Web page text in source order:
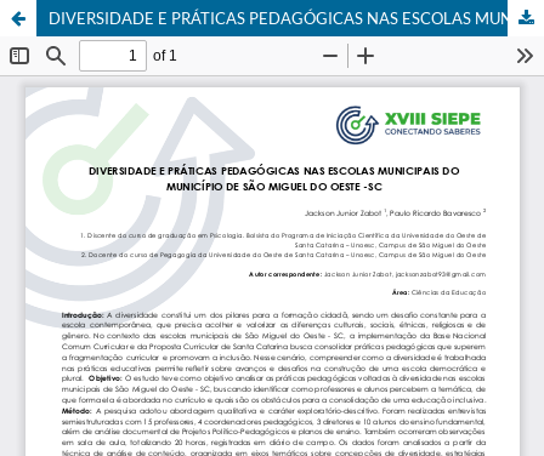
DIVERSIDADE E PRÁTICAS PEDAGÓGICAS NAS ESCOLAS MUNICIPAIS DO MUNICÍPIO DE SÃO MIGUEL DO OESTE -SC